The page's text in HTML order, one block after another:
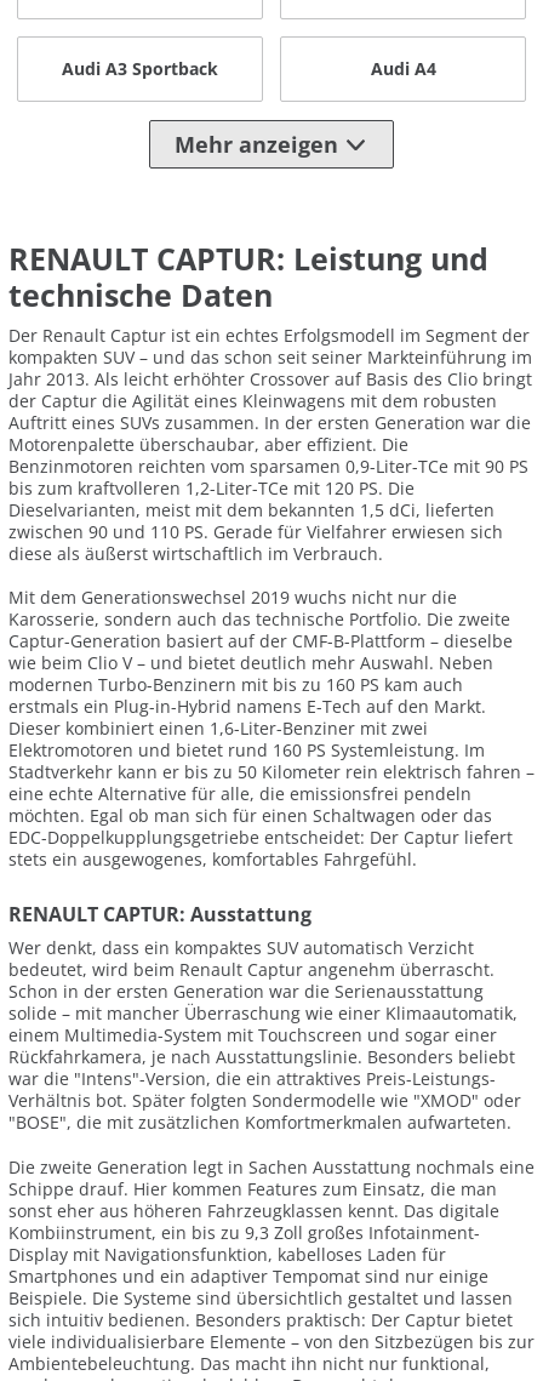
Audi A3 Sportback Audi A4
Mehr anzeigen
RENAULT CAPTUR: Leistung und
technische Daten
Der Renault Captur ist ein echtes Erfolgsmodell im Segment der
kompakten SUV – und das schon seit seiner Markteinführung im
Jahr 2013. Als leicht erhöhter Crossover auf Basis des Clio bringt
der Captur die Agilität eines Kleinwagens mit dem robusten
Auftritt eines SUVs zusammen. In der ersten Generation war die
Motorenpalette überschaubar, aber effizient. Die
Benzinmotoren reichten vom sparsamen 0,9-Liter-TCe mit 90 PS
bis zum kraftvolleren 1,2-Liter-TCe mit 120 PS. Die
Dieselvarianten, meist mit dem bekannten 1,5 dCi, lieferten
zwischen 90 und 110 PS. Gerade für Vielfahrer erwiesen sich
diese als äußerst wirtschaftlich im Verbrauch.
Mit dem Generationswechsel 2019 wuchs nicht nur die
Karosserie, sondern auch das technische Portfolio. Die zweite
Captur-Generation basiert auf der CMF-B-Plattform – dieselbe
wie beim Clio V – und bietet deutlich mehr Auswahl. Neben
modernen Turbo-Benzinern mit bis zu 160 PS kam auch
erstmals ein Plug-in-Hybrid namens E-Tech auf den Markt.
Dieser kombiniert einen 1,6-Liter-Benziner mit zwei
Elektromotoren und bietet rund 160 PS Systemleistung. Im
Stadtverkehr kann er bis zu 50 Kilometer rein elektrisch fahren –
eine echte Alternative für alle, die emissionsfrei pendeln
möchten. Egal ob man sich für einen Schaltwagen oder das
EDC-Doppelkupplungsgetriebe entscheidet: Der Captur liefert
stets ein ausgewogenes, komfortables Fahrgefühl.
RENAULT CAPTUR: Ausstattung
Wer denkt, dass ein kompaktes SUV automatisch Verzicht
bedeutet, wird beim Renault Captur angenehm überrascht.
Schon in der ersten Generation war die Serienausstattung
solide – mit mancher Überraschung wie einer Klimaautomatik,
einem Multimedia-System mit Touchscreen und sogar einer
Rückfahrkamera, je nach Ausstattungslinie. Besonders beliebt
war die "Intens"-Version, die ein attraktives Preis-Leistungs-
Verhältnis bot. Später folgten Sondermodelle wie "XMOD" oder
"BOSE", die mit zusätzlichen Komfortmerkmalen aufwarteten.
Die zweite Generation legt in Sachen Ausstattung nochmals eine
Schippe drauf. Hier kommen Features zum Einsatz, die man
sonst eher aus höheren Fahrzeugklassen kennt. Das digitale
Kombiinstrument, ein bis zu 9,3 Zoll großes Infotainment-
Display mit Navigationsfunktion, kabelloses Laden für
Smartphones und ein adaptiver Tempomat sind nur einige
Beispiele. Die Systeme sind übersichtlich gestaltet und lassen
sich intuitiv bedienen. Besonders praktisch: Der Captur bietet
viele individualisierbare Elemente – von den Sitzbezügen bis zur
Ambientebeleuchtung. Das macht ihn nicht nur funktional,